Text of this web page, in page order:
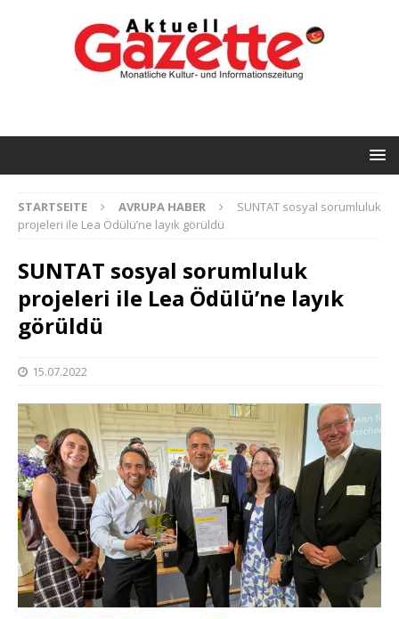
STARTSEITE AVRUPA HABER
SUNTAT sosyal sorumluluk
projeleri ile Lea Ödülü’ne layık görüldü
SUNTAT sosyal sorumluluk
projeleri ile Lea Ödülü’ne layık
görüldü
15.07.2022